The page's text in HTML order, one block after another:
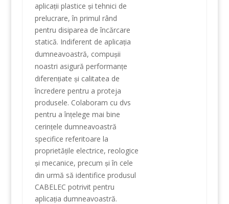
aplicații plastice și tehnici de
prelucrare,în primul rând
pentru disiparea de încărcare
statică. Indiferent de aplicația
dumneavoastră, compușii
noastri asigură performanțe
diferențiate și calitatea de
încredere pentru a proteja
produsele. Colaboram cu dvs
pentru a înțelege mai bine
cerințele dumneavoastră
specifice referitoare la
proprietățile electrice, reologice
și mecanice, precum și în cele
din urmă să identifice produsul
CABELEC potrivit pentru
aplicația dumneavoastră.